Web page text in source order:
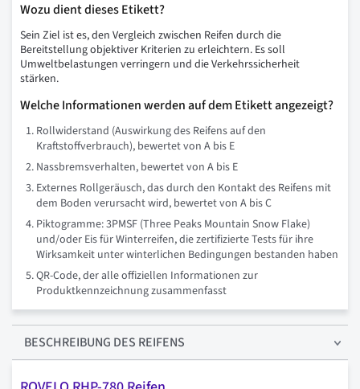
Wozu dient dieses Etikett?
Sein Ziel ist es, den Vergleich zwischen Reifen durch die
Bereitstellung objektiver Kriterien zu erleichtern. Es soll
Umweltbelastungen verringern und die Verkehrssicherheit
stärken.
Welche Informationen werden auf dem Etikett angezeigt?
Rollwiderstand (Auswirkung des Reifens auf den
Kraftstoffverbrauch), bewertet von A bis E
Nassbremsverhalten, bewertet von A bis E
Externes Rollgeräusch, das durch den Kontakt des Reifens mit
dem Boden verursacht wird, bewertet von A bis C
Piktogramme: 3PMSF (Three Peaks Mountain Snow Flake)
und/oder Eis für Winterreifen, die zertifizierte Tests für ihre
Wirksamkeit unter winterlichen Bedingungen bestanden haben
QR-Code, der alle offiziellen Informationen zur
Produktkennzeichnung zusammenfasst
BESCHREIBUNG DES REIFENS